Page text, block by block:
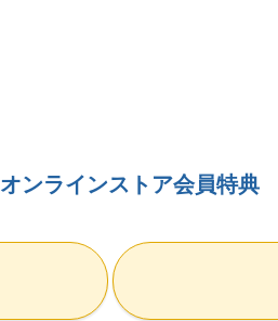
オンラインストア会員特典